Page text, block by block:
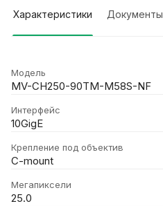
Характеристики Документы
Модель
MV-CH250-90TM-M58S-NF
Интерфейс
10GigE
Крепление под объектив
C-mount
Мегапиксели
25.0